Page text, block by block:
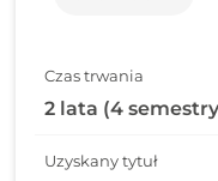
Czas trwania
2 lata (4
Uzyskany tytuł